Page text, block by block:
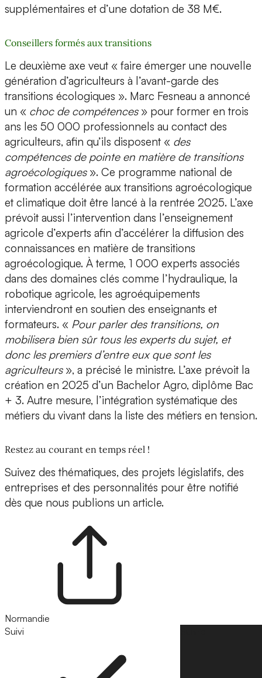
supplémentaires et d’une dotation de 38 M€.
Conseillers formés aux transitions
Le deuxième axe veut « faire émerger une nouvelle
génération d’agriculteurs à l’avant-garde des
transitions écologiques ». Marc Fesneau a annoncé
un « choc de compétences» pour former en trois
ans les 50 000 professionnels au contact des
agriculteurs, afin qu’ils disposent « des
compétences de pointe en matière de transitions
agroécologiques». Ce programme national de
formation accélérée aux transitions agroécologique
et climatique doit être lancé à la rentrée 2025. L’axe
prévoit aussi l’intervention dans l’enseignement
agricole d’experts afin d’accélérer la diffusion des
connaissances en matière de transitions
agroécologique. À terme, 1 000 experts associés
dans des domaines clés comme l’hydraulique, la
robotique agricole, les agroéquipements
interviendront en soutien des enseignants et
formateurs. « Pour parler des transitions, on
mobilisera bien sûr tous les experts du sujet, et
donc les premiers d’entre eux que sont les
agriculteurs», a précisé le ministre. L’axe prévoit la
création en 2025 d’un Bachelor Agro, diplôme Bac
+ 3. Autre mesure, l’intégration systématique des
métiers du vivant dans la liste des métiers en tension.
Restez au courant en temps réel !
Suivez des thématiques, des projets législatifs, des
entreprises et des personnalités pour être notifié
dès que nous publions un article.
Normandie
Suivi